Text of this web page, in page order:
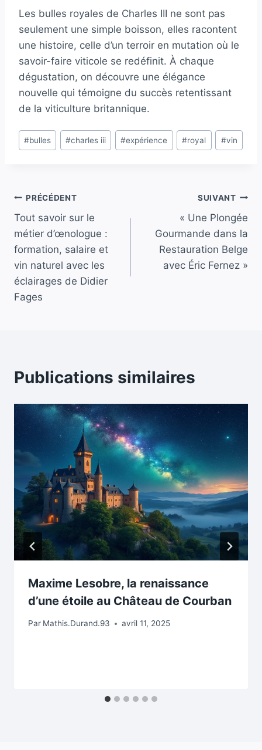
Les bulles royales de Charles III ne sont pas
seulement une simple boisson, elles racontent
une histoire, celle d’un terroir en mutation où le
savoir-faire viticole se redéfinit. À chaque
dégustation, on découvre une élégance
nouvelle qui témoigne du succès retentissant
de la viticulture britannique.
Étiquettes
de
#bulles #charles iii #expérience #royal #vin
Navigation
de
l’article
PRÉCÉDENT
Tout savoir sur le
métier d’œnologue :
formation, salaire et
vin naturel avec les
éclairages de Didier
Fages
SUIVANT
« Une Plongée
Gourmande dans la
Restauration Belge
avec Éric Fernez »
Publications similaires
Maxime Lesobre, la renaissance
d’une étoile au Château de Courban
Par Mathis.Durand.93 avril 11, 2025